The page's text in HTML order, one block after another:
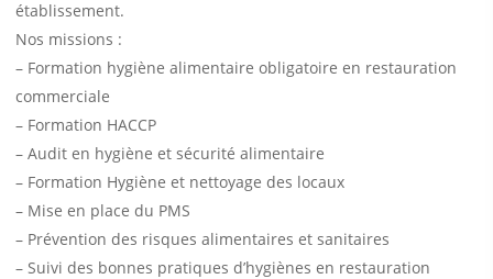
établissement.
Nos missions :
– Formation hygiène alimentaire obligatoire en restauration
commerciale
– Formation HACCP
– Audit en hygiène et sécurité alimentaire
– Formation Hygiène et nettoyage des locaux
– Mise en place du PMS
– Prévention des risques alimentaires et sanitaires
– Suivi des bonnes pratiques d’hygiènes en restauration